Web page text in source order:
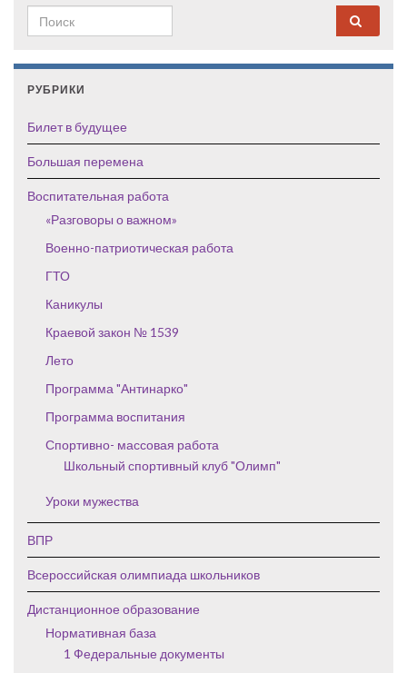
Search for:
РУБРИКИ
Билет в будущее
Большая перемена
Воспитательная работа
«Разговоры о важном»
Военно-патриотическая работа
ГТО
Каникулы
Краевой закон № 1539
Лето
Программа "Антинарко"
Программа воспитания
Спортивно- массовая работа
Школьный спортивный клуб "Олимп"
Уроки мужества
ВПР
Всероссийская олимпиада школьников
Дистанционное образование
Нормативная база
1 Федеральные документы